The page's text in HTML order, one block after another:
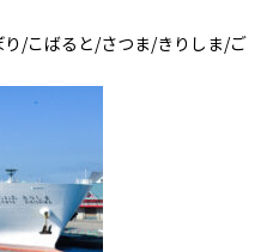
/こばると/さつま/きりしま/ご